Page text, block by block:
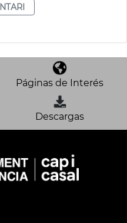
Páginas de Interés
Descargas